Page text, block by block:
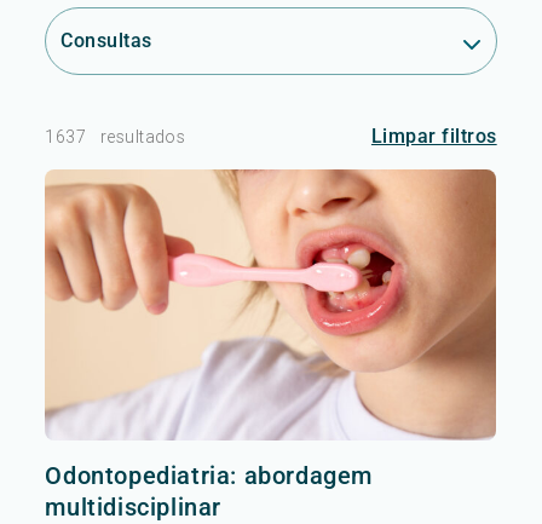
Consultas
1637 resultados Limpar filtros
Odontopediatria: abordagem
multidisciplinar